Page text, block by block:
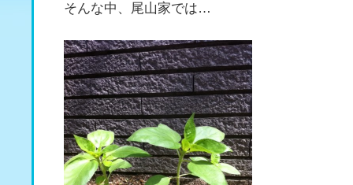
そんな中、尾山家では…